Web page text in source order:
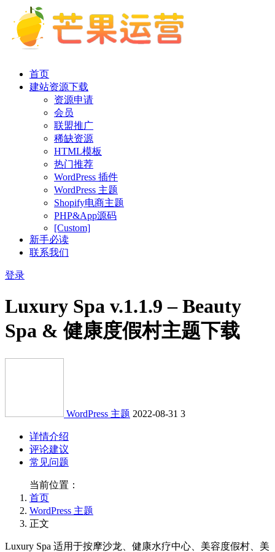
首页
建站资源下载
资源申请
会员
联盟推广
稀缺资源
HTML模板
热门推荐
WordPress 插件
WordPress 主题
Shopify电商主题
PHP&App源码
[Custom]
新手必读
联系我们
登录
Luxury Spa v.1.1.9 – Beauty
Spa & 健康度假村主题下载
WordPress 主题 2022-08-31 3
详情介绍
评论建议
常见问题
当前位置：
首页
WordPress 主题
正文
Luxury Spa 适用于按摩沙龙、健康水疗中心、美容度假村、美